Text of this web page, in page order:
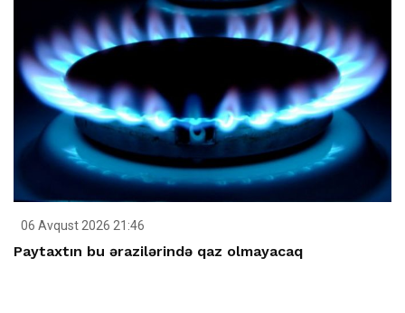
06 Avqust 2026 21:46
Paytaxtın bu ərazilərində qaz olmayacaq